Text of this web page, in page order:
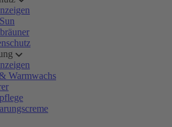
Warmwachs